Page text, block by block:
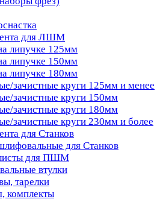
для ЛШМ
липучке 125мм
липучке 150мм
липучке 180мм
зачистные круги 125мм и менее
зачистные круги 150мм
зачистные круги 180мм
зачистные круги 230мм и более
для Станков
для Станков
для ПШМ
втулки
тарелки
комплекты